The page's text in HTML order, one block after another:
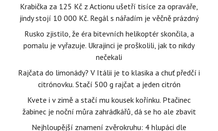
Krabička za 125 Kč z Actionu ušetří tisíce za opraváře,
jindy stojí 10 000 Kč. Regál s nářadím je věčně prázdný
Rusko zjistilo, že éra bitevních helikoptér skončila, a
pomalu je vyřazuje. Ukrajinci je proškolili, jak to nikdy
nečekali
Rajčata do limonády? V Itálii je to klasika a chuť předčí i
citrónovku. Stačí 500 g rajčat a jeden citrón
Kvete i v zimě a stačí mu kousek kořínku. Ptačinec
žabinec je noční můra zahrádkářů, dá se ho ale zbavit
Nejhloupější znamení zvěrokruhu: 4 hlupáci dle